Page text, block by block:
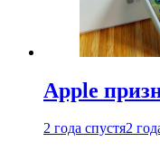
Apple
2 года спустя2